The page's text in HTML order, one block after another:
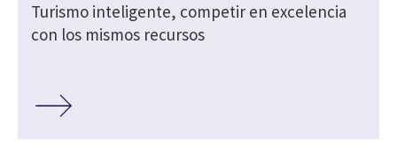
Turismo inteligente, competir en excelencia
con los mismos recursos